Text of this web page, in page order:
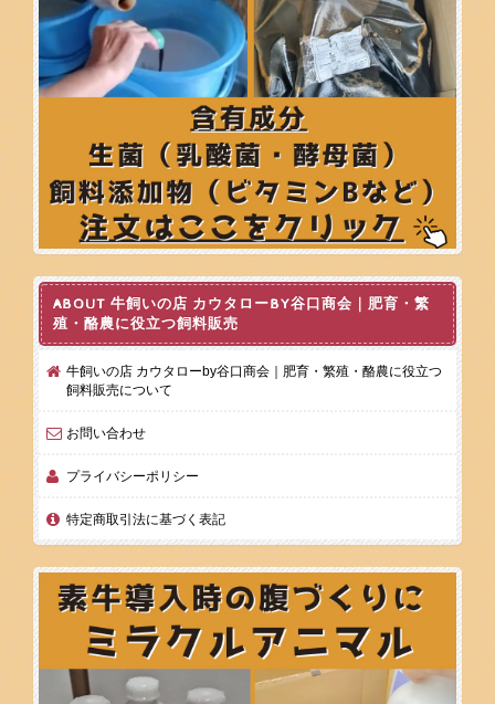
ABOUT 牛飼いの店 カウタローBY谷口商会｜肥育・繁
殖・酪農に役立つ飼料販売
牛飼いの店 カウタローby谷口商会｜肥育・繁殖・酪農に役立つ
飼料販売について
お問い合わせ
プライバシーポリシー
特定商取引法に基づく表記